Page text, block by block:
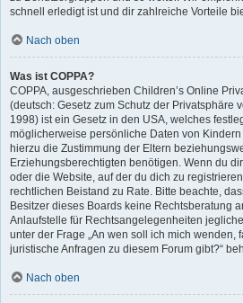
schnell erledigt ist und dir zahlreiche Vorteile
Nach oben
Was ist COPPA?
COPPA, ausgeschrieben Children’s Online
(deutsch: Gesetz zum Schutz der Privatsphäre
1998) ist ein Gesetz in den USA, welches
möglicherweise persönliche Daten von
hierzu die Zustimmung der Eltern
Erziehungsberechtigten benötigen. Wenn du
oder die Website, auf der du dich zu
rechtlichen Beistand zu Rate. Bitte beachte,
Besitzer dieses Boards keine Rechtsberatung
Anlaufstelle für Rechtsangelegenheiten
unter der Frage „An wen soll ich mich wenden,
juristische Anfragen zu diesem Forum gibt?“
Nach oben